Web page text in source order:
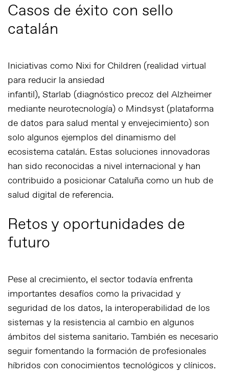
Casos de éxito con sello
catalán
Iniciativas como Nixi for Children (realidad virtual
para reducir la ansiedad
infantil), Starlab (diagnóstico precoz del Alzheimer
mediante neurotecnología) o Mindsyst (plataforma
de datos para salud mental y envejecimiento) son
solo algunos ejemplos del dinamismo del
ecosistema catalán. Estas soluciones innovadoras
han sido reconocidas a nivel internacional y han
contribuido a posicionar Cataluña como un hub de
salud digital de referencia.
Retos y oportunidades de
futuro
Pese al crecimiento, el sector todavía enfrenta
importantes desafíos como la privacidad y
seguridad de los datos, la interoperabilidad de los
sistemas y la resistencia al cambio en algunos
ámbitos del sistema sanitario. También es necesario
seguir fomentando la formación de profesionales
híbridos con conocimientos tecnológicos y clínicos.